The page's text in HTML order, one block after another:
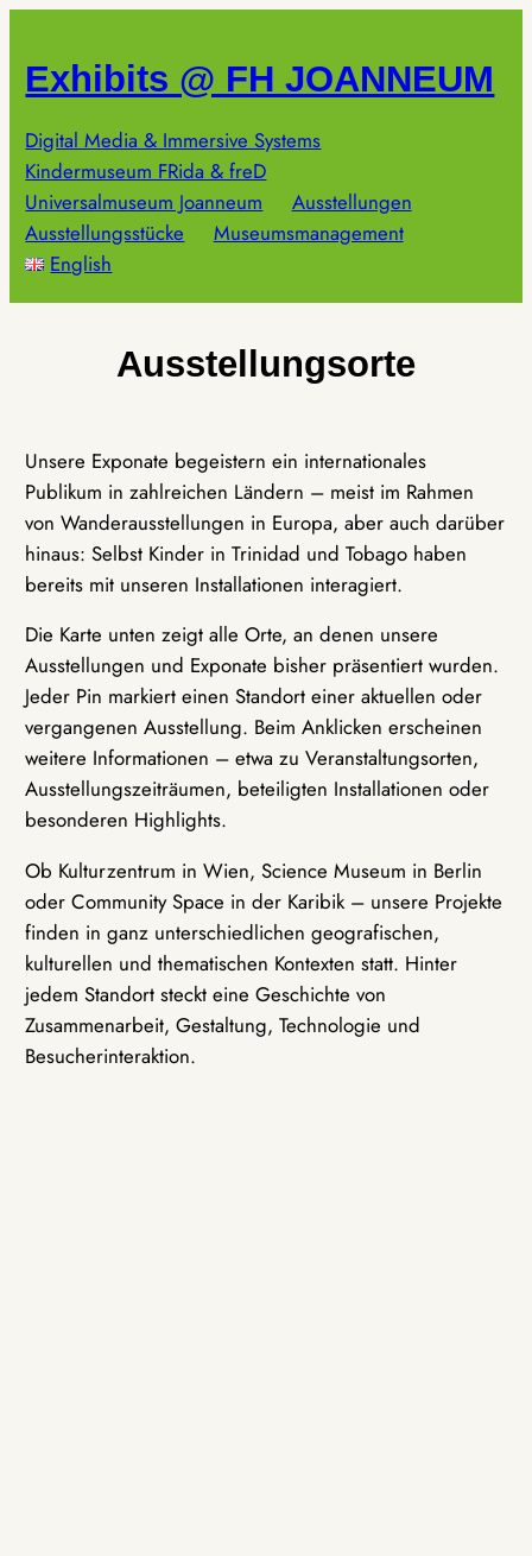
springen
Exhibits @ FH JOANNEUM
Digital Media & Immersive Systems
Kindermuseum FRida & freD
Universalmuseum Joanneum
Ausstellungen
Ausstellungsstücke
Museumsmanagement
English
Ausstellungsorte
Unsere Exponate begeistern ein internationales
Publikum in zahlreichen Ländern – meist im Rahmen
von Wanderausstellungen in Europa, aber auch darüber
hinaus: Selbst Kinder in Trinidad und Tobago haben
bereits mit unseren Installationen interagiert.
Die Karte unten zeigt alle Orte, an denen unsere
Ausstellungen und Exponate bisher präsentiert wurden.
Jeder Pin markiert einen Standort einer aktuellen oder
vergangenen Ausstellung. Beim Anklicken erscheinen
weitere Informationen – etwa zu Veranstaltungsorten,
Ausstellungszeiträumen, beteiligten Installationen oder
besonderen Highlights.
Ob Kulturzentrum in Wien, Science Museum in Berlin
oder Community Space in der Karibik – unsere Projekte
finden in ganz unterschiedlichen geografischen,
kulturellen und thematischen Kontexten statt. Hinter
jedem Standort steckt eine Geschichte von
Zusammenarbeit, Gestaltung, Technologie und
Besucherinteraktion.